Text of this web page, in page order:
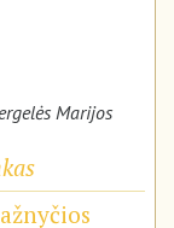
Marijos